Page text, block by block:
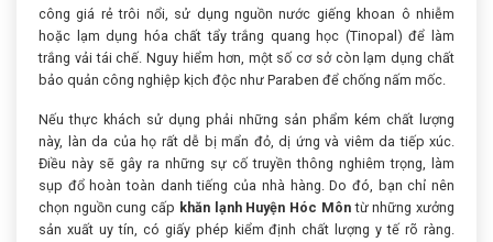
công giá rẻ trôi nổi, sử dụng nguồn nước giếng khoan ô nhiễm
hoặc lạm dụng hóa chất tẩy trắng quang học (Tinopal) để làm
trắng vải tái chế. Nguy hiểm hơn, một số cơ sở còn lạm dụng chất
bảo quản công nghiệp kịch độc như Paraben để chống nấm mốc.
Nếu thực khách sử dụng phải những sản phẩm kém chất lượng
này, làn da của họ rất dễ bị mẩn đỏ, dị ứng và viêm da tiếp xúc.
Điều này sẽ gây ra những sự cố truyền thông nghiêm trọng, làm
sụp đổ hoàn toàn danh tiếng của nhà hàng. Do đó, bạn chỉ nên
chọn nguồn cung cấp khăn lạnh Huyện Hóc Môntừ những xưởng
sản xuất uy tín, có giấy phép kiểm định chất lượng y tế rõ ràng.